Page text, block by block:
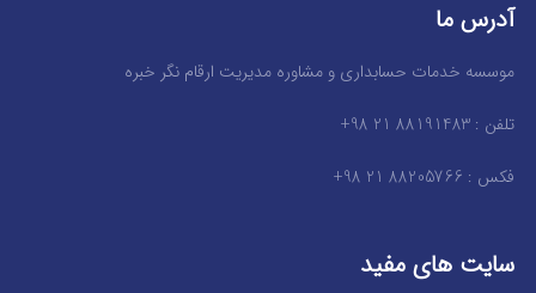
آدرس ما
موسسه خدمات حسابداری و مشاوره مدیریت ارقام نگر خبره
تلفن : 88191483 21 98+
فکس : 88205766 21 98+
سایت های مفید